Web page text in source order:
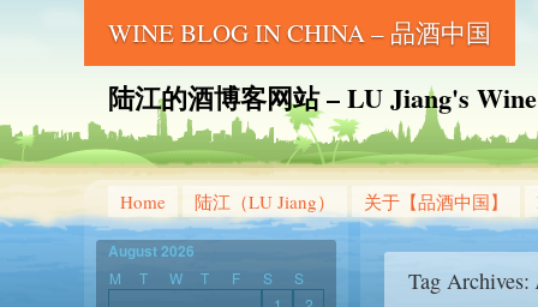
WINE BLOG IN CHINA – 品酒中国
陆江的酒博客网站 – LU Jiang's
Home 陆江（LU Jiang） 关于【品酒中国】
Tag Archives:
August 2026
M T W T F S
S